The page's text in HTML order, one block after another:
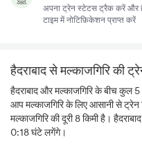
अपना ट्रेन स्टेटस ट्रैक करें और
टाइम में नोटिफ़िकेशन प्राप्त करें
हैदराबाद से मल्काजगिरि की
हैदराबाद और मल्काजगिरि के बीच कुल
आप मल्काजगिरि के लिए आसानी से
मल्काजगिरि की दूरी 8 किमी है।
0:18 घंटे लगेंगे।